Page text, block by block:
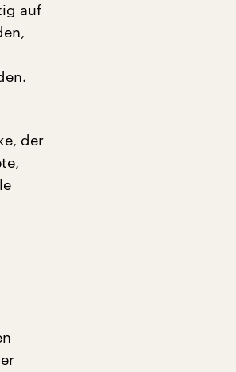
auf
der